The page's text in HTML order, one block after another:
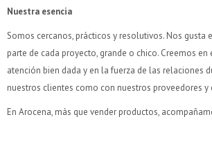
Nuestra esencia
Somos cercanos, prácticos y resolutivos. Nos gusta
parte de cada proyecto, grande o chico. Creemos en
atención bien dada y en la fuerza de las relaciones
nuestros clientes como con nuestros proveedores y
En Arocena, más que vender productos,
Celular
Fecha de nacimiento
Día Mes Año
prefieras!
Elegí tus productos
Elegís Pago Después como
* sujeto a aprobación crediticia. El monto
puede variar por comercio
Parece que no tenes oferta,
inconveniente, por cualquier duda
en
¡Algo salió mal!
Por favor intenta nuevamente